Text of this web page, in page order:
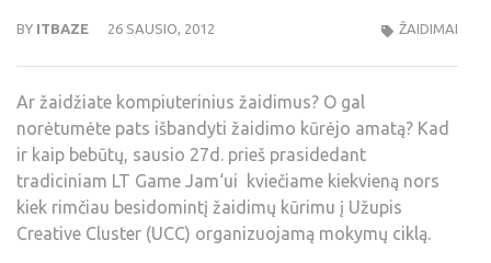
BY ITBAZE 26 SAUSIO, 2012 ŽAIDIMAI
Ar žaidžiate kompiuterinius žaidimus? O gal
norėtumėte pats išbandyti žaidimo kūrėjo amatą? Kad
ir kaip bebūtų, sausio 27d. prieš prasidedant
tradiciniam LT Game Jam‘ui kviečiame kiekvieną nors
kiek rimčiau besidomintį žaidimų kūrimu į Užupis
Creative Cluster (UCC) organizuojamą mokymų ciklą.